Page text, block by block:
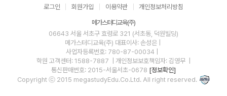
로그인 회원가입 이용약관 개인정보처리방침
메가스터디교육(주)
06643 서울 서초구 효령로 321 (서초동, 덕원빌딩)
메가스터디교육(주) 대표이사: 손성은 |
사업자등록번호: 780-87-00034
학원 고객센터: 1588-7887
| 개인정보보호책임자: 김영무
통신판매번호: 2015-서울서초-0678 [정보확인]
Copyright ⓒ 2015 megastudyEdu.Co.Ltd. All right reserved.